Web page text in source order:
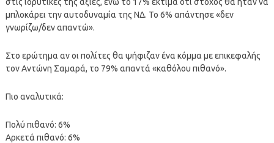
μπλοκάρει την αυτοδυναμία της ΝΔ. Το 6% απάντησε «δεν
γνωρίζω/δεν απαντώ».
Στο ερώτημα αν οι πολίτες θα ψήφιζαν ένα κόμμα με επικεφαλής
τον Αντώνη Σαμαρά, το 79% απαντά «καθόλου πιθανό».
Πιο αναλυτικά:
Πολύ πιθανό: 6%
Αρκετά πιθανό: 6%